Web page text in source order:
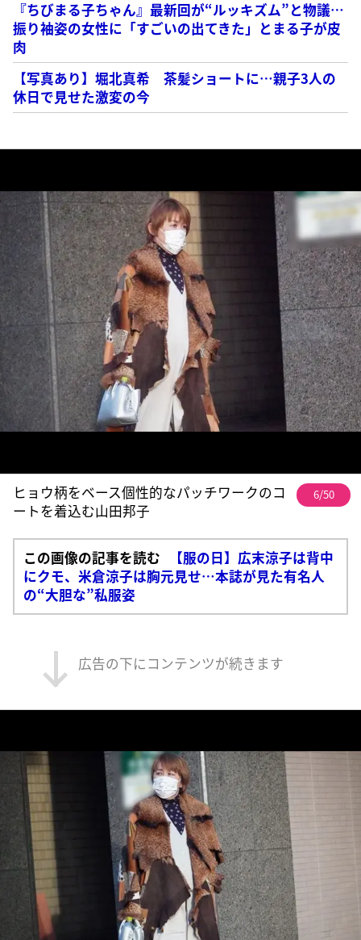
『ちびまる子ちゃん』最新回が“ルッキズム”と物議…
振り袖姿の女性に「すごいの出てきた」とまる子が皮
肉
【写真あり】堀北真希 茶髪ショートに…親子3人の
休日で見せた激変の今
ヒョウ柄をベース個性的なパッチワークのコ
ートを着込む山田邦子
6/50
この画像の記事を読む
【服の日】広末涼子は背中
にクモ、米倉涼子は胸元見せ…本誌が見た有名人
の“大胆な”私服姿
広告の下にコンテンツが続きます